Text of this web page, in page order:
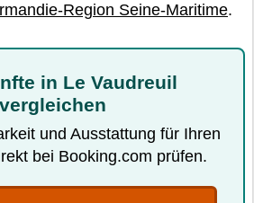
Region Seine-Maritime.
in Le Vaudreuil
vergleichen
und Ausstattung für Ihren
bei Booking.com prüfen.